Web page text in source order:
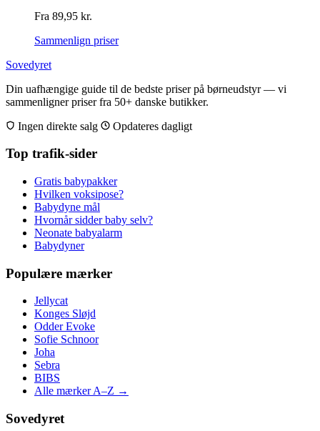
Fra 89,95 kr.
Sammenlign priser
Sovedyret
Din uafhængige guide til de bedste priser på børneudstyr — vi
sammenligner priser fra 50+ danske butikker.
Ingen direkte salg
Opdateres dagligt
Top trafik-sider
Gratis babypakker
Hvilken voksipose?
Babydyne mål
Hvornår sidder baby selv?
Neonate babyalarm
Babydyner
Populære mærker
Jellycat
Konges Sløjd
Odder Evoke
Sofie Schnoor
Joha
Sebra
BIBS
Alle mærker A–Z →
Sovedyret